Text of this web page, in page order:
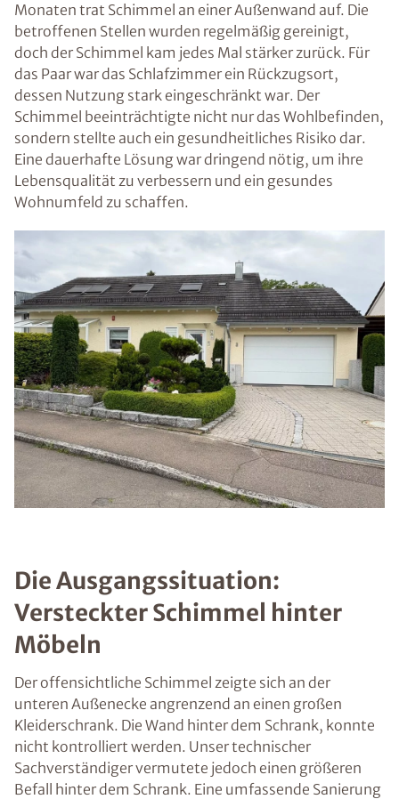
Monaten trat Schimmel an einer Außenwand auf. Die
betroffenen Stellen wurden regelmäßig gereinigt,
doch der Schimmel kam jedes Mal stärker zurück. Für
das Paar war das Schlafzimmer ein Rückzugsort,
dessen Nutzung stark eingeschränkt war. Der
Schimmel beeinträchtigte nicht nur das Wohlbefinden,
sondern stellte auch ein gesundheitliches Risiko dar.
Eine dauerhafte Lösung war dringend nötig, um ihre
Lebensqualität zu verbessern und ein gesundes
Wohnumfeld zu schaffen.
Die Ausgangssituation:
Versteckter Schimmel hinter
Möbeln
Der offensichtliche Schimmel zeigte sich an der
unteren Außenecke angrenzend an einen großen
Kleiderschrank. Die Wand hinter dem Schrank, konnte
nicht kontrolliert werden. Unser technischer
Sachverständiger vermutete jedoch einen größeren
Befall hinter dem Schrank. Eine umfassende Sanierung